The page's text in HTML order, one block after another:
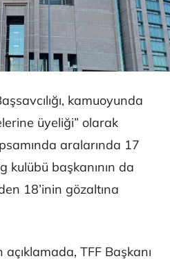
kamuoyunda
üyeliği” olarak
aralarında 17
kulübü başkanının da
18’inin gözaltına
açıklamada, TFF Başkanı